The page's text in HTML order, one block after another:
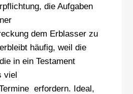
die Aufgaben
dem Erblasser zu
häufig, weil die
in ein Testament
viel
erfordern. Ideal,